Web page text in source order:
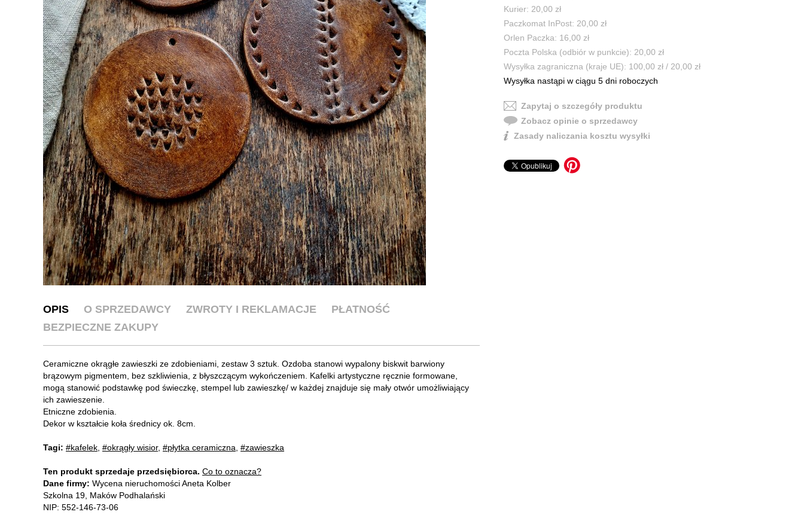
Kurier: 20,00 zł
Paczkomat InPost: 20,00 zł
Orlen Paczka: 16,00 zł
Poczta Polska (odbiór w punkcie): 20,00 zł
Wysyłka zagraniczna (kraje UE): 100,00 zł / 20,00 zł
Wysyłka nastąpi w ciągu 5 dni roboczych
Zapytaj o szczegóły produktu
Zobacz opinie o sprzedawcy
Zasady naliczania kosztu wysyłki
OPIS O SPRZEDAWCY ZWROTY I REKLAMACJE
PŁATNOŚĆ
BEZPIECZNE ZAKUPY
Ceramiczne okrągłe zawieszki ze zdobieniami, zestaw 3 sztuk. Ozdoba stanowi wypalony biskwit barwiony
brązowym pigmentem, bez szkliwienia, z błyszczącym wykończeniem. Kafelki artystyczne ręcznie formowane,
mogą stanowić podstawkę pod świeczkę, stempel lub zawieszkę/ w każdej znajduje się mały otwór umożliwiający
ich zawieszenie.
Etniczne zdobienia.
Dekor w kształcie koła średnicy ok. 8cm.
Tagi: #kafelek #okrągły wisior, #płytka ceramiczna #zawieszka
Ten produkt sprzedaje przedsiębiorca. Co to oznacza?
Dane firmy: Wycena nieruchomości Aneta Kolber
Szkolna 19, Maków Podhalański
NIP: 552-146-73-06